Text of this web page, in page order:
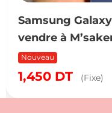
Samsung
vendre à
Nouveau
1,450 DT (Fixe)